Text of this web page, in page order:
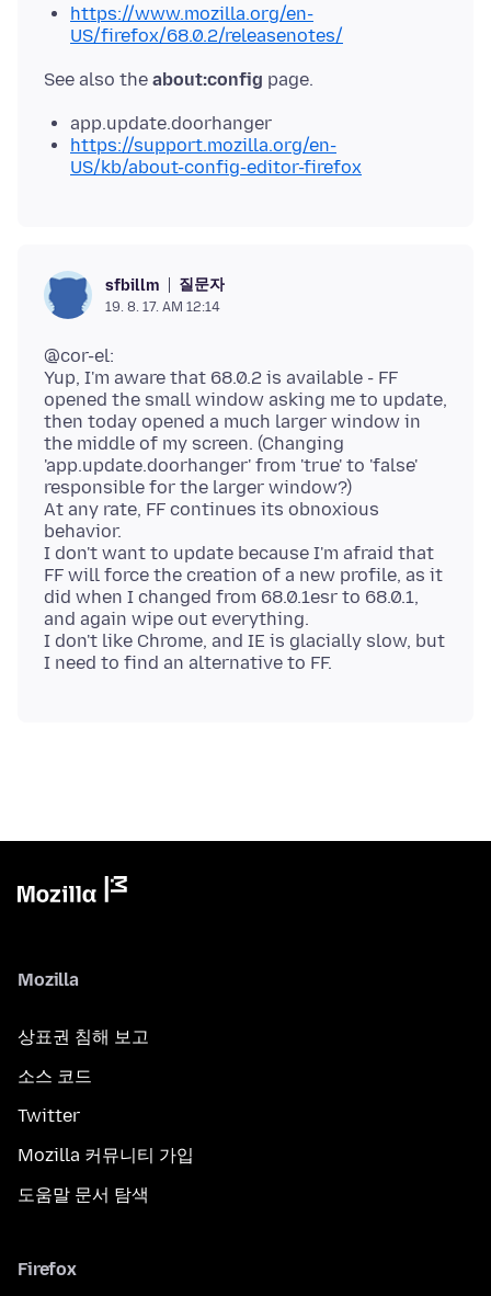
https://www.mozilla.org/en-
US/firefox/68.0.2/releasenotes/
See also the about:config
app.update.doorhanger
https://support.mozilla.org/en-
US/kb/about-config-editor-firefox
sfbillm 질문자
19. 8. 17. AM 12:14
@cor-el:
Yup, I'm aware that 68.0.2 is available - FF
opened the small window asking me to update,
then today opened a much larger window in
the middle of my screen. (Changing
'app.update.doorhanger' from 'true' to 'false'
responsible for the larger window?)
At any rate, FF continues its obnoxious
behavior.
I don't want to update because I'm afraid that
FF will force the creation of a new profile, as it
did when I changed from 68.0.1esr to 68.0.1,
and again wipe out everything.
I don't like Chrome, and IE is glacially slow, but
Mozilla
상표권 침해 보고
소스 코드
Twitter
Mozilla 커뮤니티 가입
도움말 문서 탐색
Firefox